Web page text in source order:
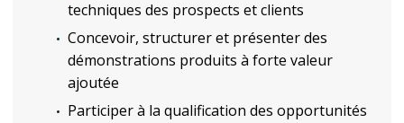
techniques des prospects et clients
Concevoir, structurer et présenter des
démonstrations produits à forte valeur
ajoutée
Participer à la qualification des opportunités